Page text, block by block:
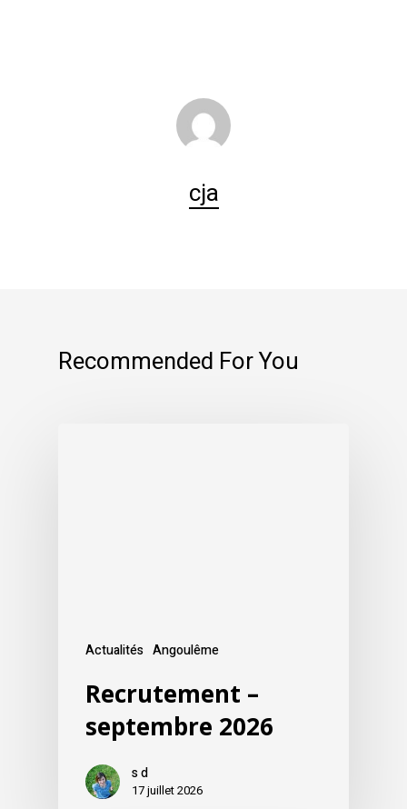
cja
Recommended For You
Actualités Angoulême
Recrutement –
septembre 2026
s d
17 juillet 2026